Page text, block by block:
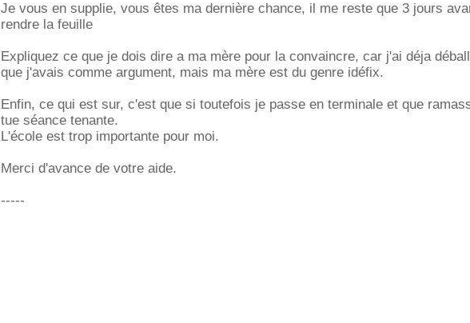
Je vous en supplie, vous êtes ma dernière chance, il me reste que 3 jours
rendre la feuille
Expliquez ce que je dois dire a ma mère pour la convaincre, car j'ai déja
que j'avais comme argument, mais ma mère est du genre idéfix.
Enfin, ce qui est sur, c'est que si toutefois je passe en terminale et que
tue séance tenante.
L'école est trop importante pour moi.
Merci d'avance de votre aide.
-----